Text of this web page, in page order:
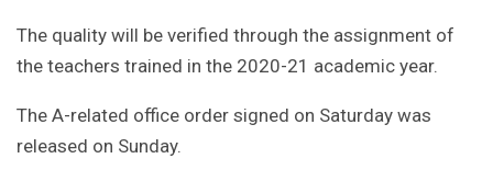
The quality will be verified through the assignment of
the teachers trained in the 2020-21 academic year.
The A-related office order signed on Saturday was
released on Sunday.